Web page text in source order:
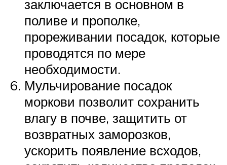
заключается в основном в
поливе и прополке,
прореживании посадок, которые
проводятся по мере
необходимости.
Мульчирование посадок
моркови позволит сохранить
влагу в почве, защитить от
возвратных заморозков,
ускорить появление всходов,